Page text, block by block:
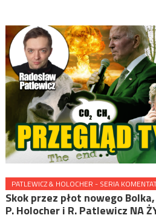
PATLEWICZ & HOLOCHER - SERIA
Skok przez płot nowego
P. Holocher i R. Patlewicz NA